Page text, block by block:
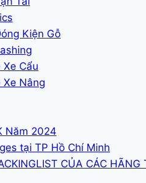
Kiện Gỗ
Xe Cẩu
Xe Nâng
Năm 2024
tại TP Hồ Chí Minh
CỦA CÁC HÃNG